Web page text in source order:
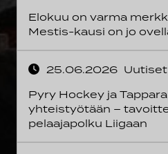
Elokuu on varma
Mestis-kausi on jo
25.06.2026 Uutiset
Pyry Hockey ja
yhteistyötään –
pelaajapolku Liigaan